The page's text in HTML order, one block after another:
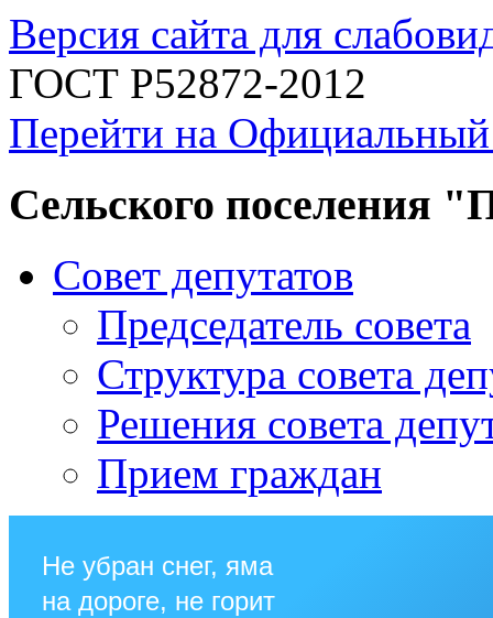
Версия сайта для
ГОСТ Р52872-2012
Перейти на
Сельского поселения
Совет депутатов
Председатель совета
Структура совета
Решения совета
Прием граждан
Не убран снег, яма
на дороге, не горит